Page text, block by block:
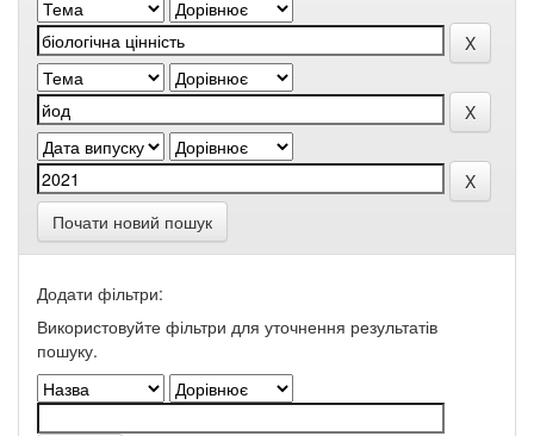
Почати новий пошук
Додати фільтри:
Використовуйте фільтри для уточнення результатів
пошуку.